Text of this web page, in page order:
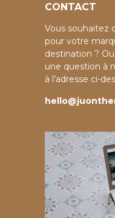
CONTACT
Vous souhaitez
pour votre
destination ?
une question à
à l’adresse ci-